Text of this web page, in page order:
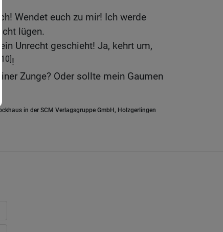
Wendet euch zu mir! Ich werde
lügen.
Unrecht geschieht! Ja, kehrt um,
[10]!
Zunge? Oder sollte mein Gaumen
in der SCM Verlagsgruppe GmbH, Holzgerlingen